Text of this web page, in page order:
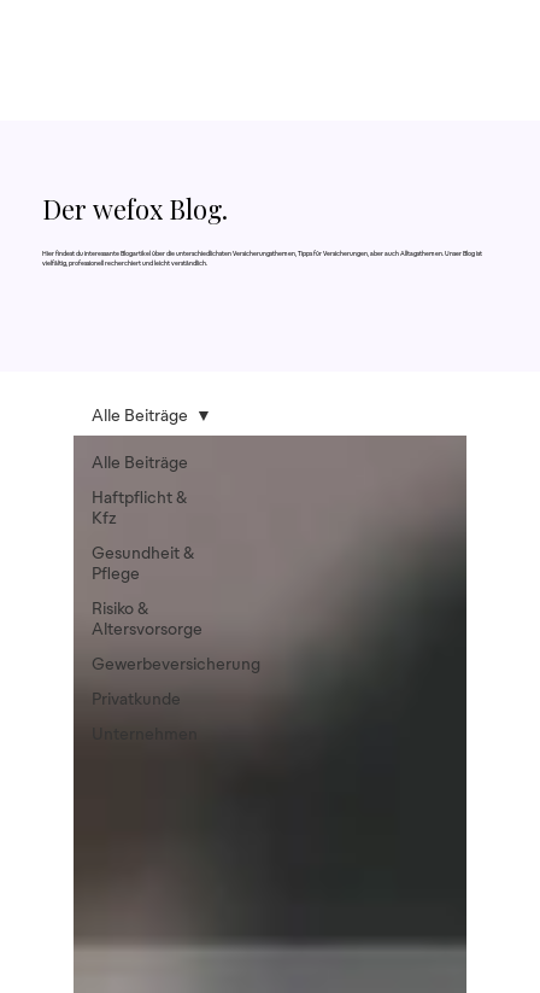
Der wefox Blog.
Hier findest du interessante Blogartikel über die unterschiedlichsten Versicherungsthemen, Tipps für Versicherungen, aber auch Alltagsthemen. Unser Blog ist
vielfältig, professionell recherchiert und leicht verständlich.
Alle Beiträge
Haftpflicht &
Kfz
Gesundheit &
Pflege
Risiko &
Altersvorsorge
Gewerbeversicherung
Privatkunde
Alle Beiträge